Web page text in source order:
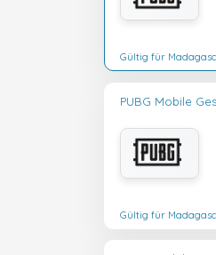
Gültig für
PUBG Mobile
Gültig für